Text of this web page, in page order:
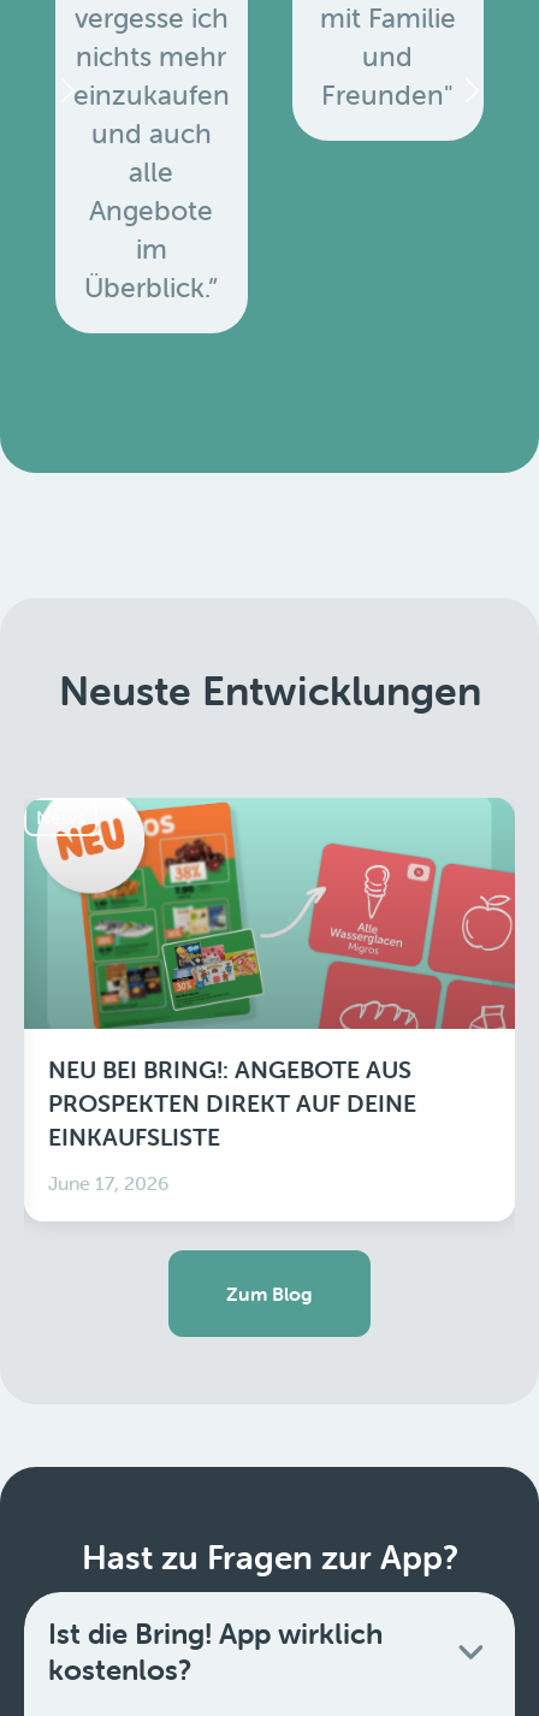
vergesse ich
nichts mehr
einzukaufen
und auch
alle
Angebote
im
Überblick.”
mit Familie
und
Freunden"
Neuste Entwicklungen
News
NEU BEI BRING!: ANGEBOTE AUS
PROSPEKTEN DIREKT AUF DEINE
EINKAUFSLISTE
June 17, 2026
Zum Blog
Hast zu Fragen zur App?
Ist die Bring! App wirklich
kostenlos?